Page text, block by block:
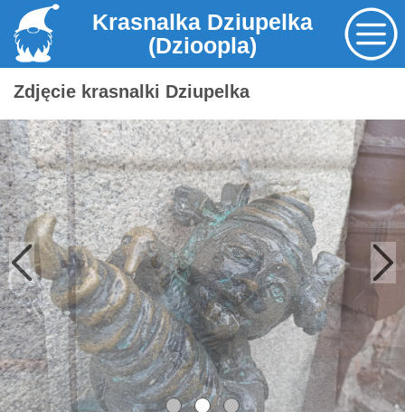
Krasnalka Dziupelka
(Dzioopla)
Zdjęcie krasnalki Dziupelka